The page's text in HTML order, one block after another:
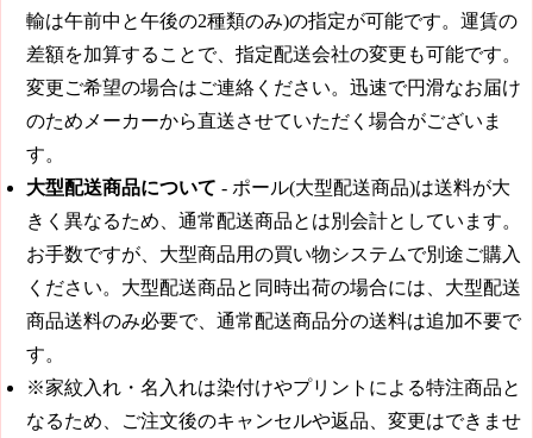
輸は午前中と午後の2種類のみ)の指定が可能です。運賃の
差額を加算することで、指定配送会社の変更も可能です。
変更ご希望の場合はご連絡ください。迅速で円滑なお届け
のためメーカーから直送させていただく場合がございま
す。
大型配送商品について - ポール(大型配送商品)は送料が大
きく異なるため、通常配送商品とは別会計としています。
お手数ですが、大型商品用の買い物システムで別途ご購入
ください。大型配送商品と同時出荷の場合には、大型配送
商品送料のみ必要で、通常配送商品分の送料は追加不要で
す。
※家紋入れ・名入れは染付けやプリントによる特注商品と
なるため、ご注文後のキャンセルや返品、変更はできませ